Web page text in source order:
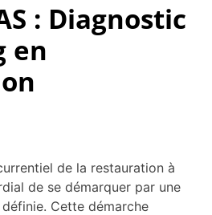
: Diagnostic
en
de la restauration à
de se démarquer par une
Cette démarche